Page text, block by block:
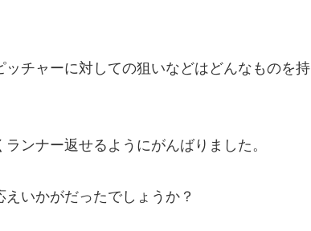
チャーに対しての狙いなどはどんなものを持
ンナー返せるようにがんばりました。
いかがだったでしょうか？